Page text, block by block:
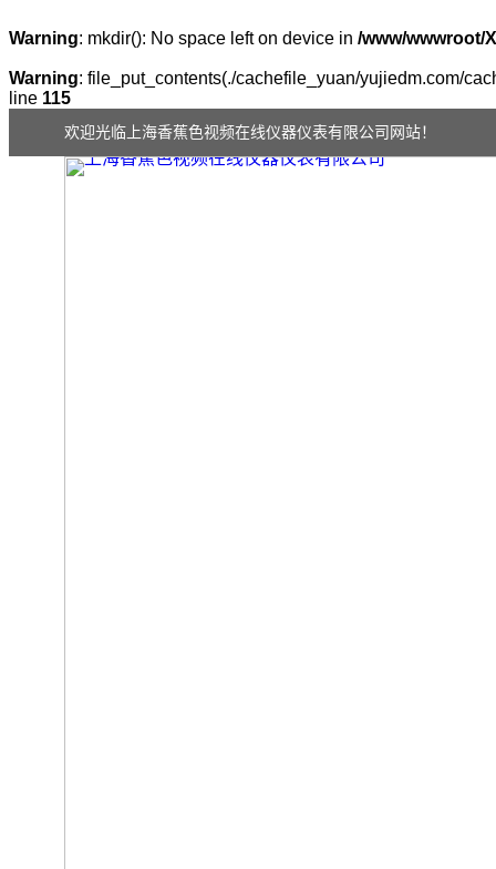
Warning: mkdir(): No space left on device in /www/wwwroot/
Warning: file_put_contents(./cachefile_yuan/yujiedm.com/
line 115
欢迎光临上海香蕉色视频在线仪器仪表有限公司网站！